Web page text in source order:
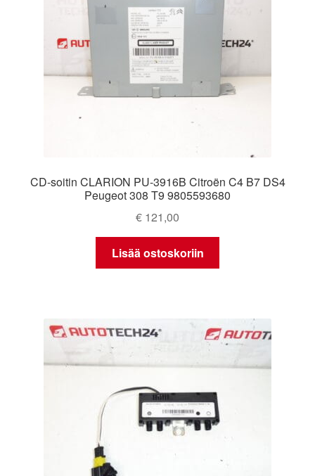
CD-soitin CLARION PU-3916B Citroën C4 B7 DS4
Peugeot 308 T9 9805593680
€ 121,00
Lisää ostoskoriin